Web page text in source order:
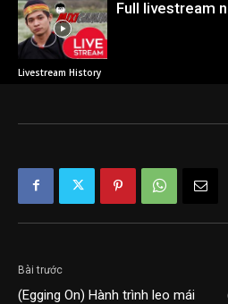
Livestream History
Full livestream
Bài trước
(Egging On) Hành trình leo mái